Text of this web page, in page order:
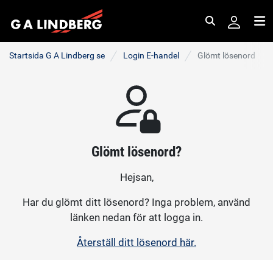
Startsida G A Lindberg se Login E-handel Glömt lösenord
Glömt lösenord?
Hejsan,
Har du glömt ditt lösenord? Inga problem, använd
länken nedan för att logga in.
Återställ ditt lösenord här.